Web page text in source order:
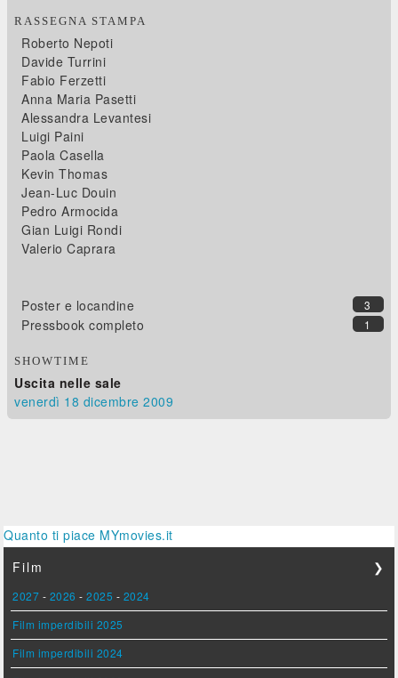
RASSEGNA STAMPA
Roberto Nepoti
Davide Turrini
Fabio Ferzetti
Anna Maria Pasetti
Alessandra Levantesi
Luigi Paini
Paola Casella
Kevin Thomas
Jean-Luc Douin
Pedro Armocida
Gian Luigi Rondi
Valerio Caprara
3
Poster e locandine
1
Pressbook completo
SHOWTIME
Uscita nelle sale
venerdì 18 dicembre 2009
Quanto ti piace MYmovies.it
Film
❯
2027 - 2026 -2025 - 2024
Film imperdibili 2025
Film imperdibili 2024